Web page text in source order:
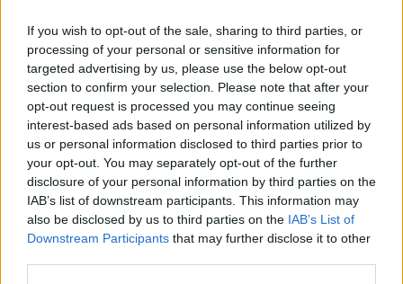
If you wish to opt-out of the sale, sharing to third parties, or
processing of your personal or sensitive information for
targeted advertising by us, please use the below opt-out
section to confirm your selection. Please note that after your
opt-out request is processed you may continue seeing
interest-based ads based on personal information utilized by
us or personal information disclosed to third parties prior to
your opt-out. You may separately opt-out of the further
disclosure of your personal information by third parties on the
IAB’s list of downstream participants. This information may
also be disclosed by us to third parties on the IAB’s List of
Downstream Participants that may further disclose it to other
Ingrédients:
Un morceau de gingembre (râpé) de taille moyenne